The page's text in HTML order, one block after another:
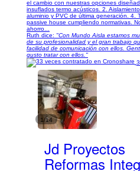
el cambio con nuestras opciones
insuflados termo acústicos. 2.
aluminio y PVC de última generación. 4.
passive house cumpliendo normativas.
ahorro...
Ruth dice: "Con Mundo Aisla estamos
de su profesionalidad y el gran trabajo
facilidad de comunicación con ellos.
gusto tratar con ellos."
1/14
Jd Proyectos
Reformas